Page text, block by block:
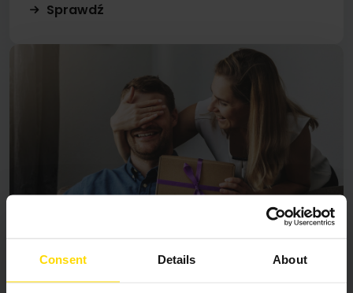
Consent Details About
Sprawdź